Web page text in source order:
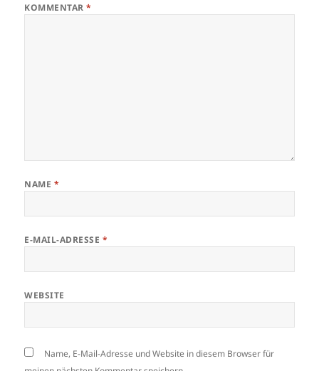
KOMMENTAR*
NAME *
E-MAIL-ADRESSE *
WEBSITE
Name, E-Mail-Adresse und Website in diesem Browser für